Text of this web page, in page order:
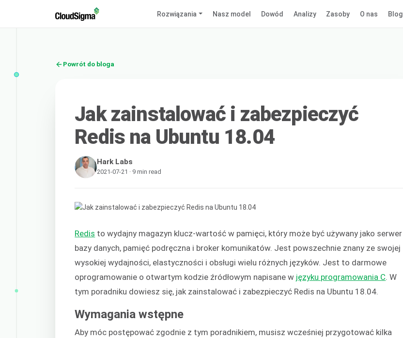
Rozwiązania Nasz model Dowód Analizy Zasoby O nas Blog
Powrót do bloga
Jak zainstalować i zabezpieczyć
Redis na Ubuntu 18.04
Hark Labs
2021-07-21 · 9 min read
Redis to wydajny magazyn klucz-wartość w pamięci, który może być używany jako serwer
bazy danych, pamięć podręczna i broker komunikatów. Jest powszechnie znany ze swojej
wysokiej wydajności, elastyczności i obsługi wielu różnych języków. Jest to darmowe
oprogramowanie o otwartym kodzie źródłowym napisane w języku programowania C . W
tym poradniku dowiesz się, jak zainstalować i zabezpieczyć Redis na Ubuntu 18.04.
Wymagania wstępne
Aby móc postępować zgodnie z tym poradnikiem, musisz wcześniej przygotować kilka